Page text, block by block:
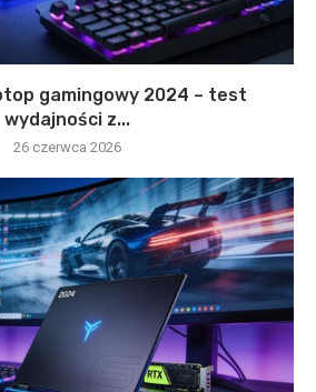
gamingowy 2024 – test
wydajności z...
26 czerwca 2026